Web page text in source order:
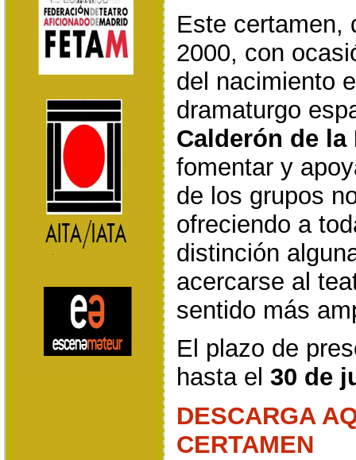
Este certamen,
2000, con
del nacimiento
dramaturgo
Calderón de la
fomentar y
de los grupos
ofreciendo a
distinción
acercarse al
sentido más
El plazo de
hasta el 30 de
DESCARGA
CERTAMEN